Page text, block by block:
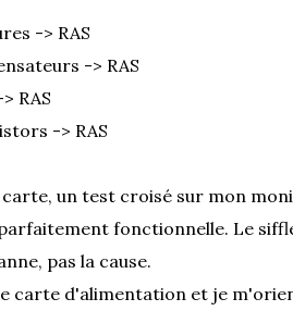
-> RAS
-> RAS
RAS
-> RAS
un test croisé sur mon
fonctionnelle. Le
pas la cause.
carte d'alimentation et je